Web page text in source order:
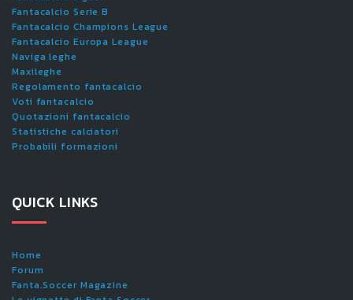
Fantacalcio Serie B
Fantacalcio Champions League
Fantacalcio Europa League
Naviga leghe
Maxileghe
Regolamento fantacalcio
Voti fantacalcio
Quotazioni fantacalcio
Statistiche calciatori
Probabili formazioni
QUICK LINKS
Home
Forum
Fanta.Soccer Magazine